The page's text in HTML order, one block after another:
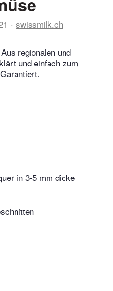
swissmilk.ch
regionalen und
und einfach zum
in 3-5 mm dicke